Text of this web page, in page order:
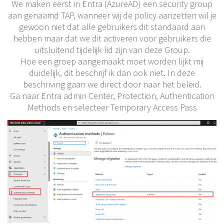
We maken eerst in Entra (AzureAD) een security group
aan genaamd TAP, wanneer wij de policy aanzetten wil je
gewoon niet dat alle gebruikers dit standaard aan
hebben maar dat we dit activeren voor gebruikers die
uitsluitend tijdelijk lid zijn van deze Group.
Hoe een groep aangemaakt moet worden lijkt mij
duidelijk, dit beschrijf ik dan ook niet. In deze
beschriving gaan we direct door naar het beleid.
Ga naar Entra admin Center, Protection, Authentication
Methods en selecteer Temporary Access Pass